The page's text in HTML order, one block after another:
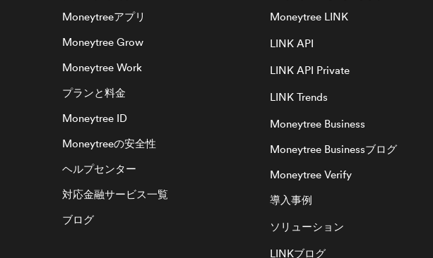
Moneytreeアプリ
Moneytree Grow
Moneytree Work
プランと料金
Moneytree ID
Moneytreeの安全性
ヘルプセンター
対応金融サービス一覧
ブログ
Moneytree LINK
LINK API
LINK API Private
LINK Trends
Moneytree Business
Moneytree Businessブログ
Moneytree Verify
導入事例
ソリューション
LINKブログ